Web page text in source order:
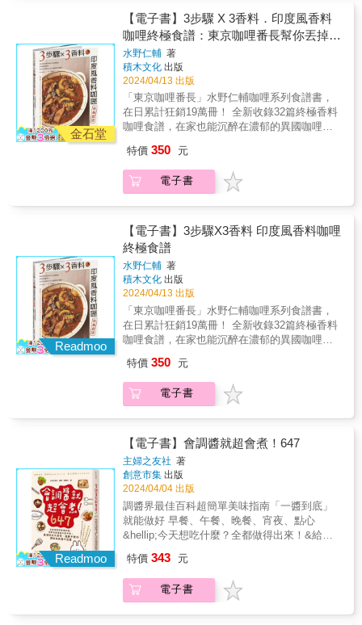
活玩家》網站主人
萬用醬，就能無限延伸 IDEA 應用。推薦這本
相當實用的料理工具書！」──家政煮廚｜金基
師「醬料背後學問多，透過作者的引導，天天
都能在廚房裡變幻出自己喜愛的滋味！」──美
食作家｜黃婉玲
小心加太多鹽，或是辣度太高時如何調整等
「料理不失敗祕訣」，解決烹調中的所有疑難
雜症。◎ 讀者推薦「各種調味和醬汁的配比
寫得非常清楚且一目了然，我覺得這是一本值
得珍藏一輩子的書。我一直以來都有自己的調
味方式，但翻閱之後，卻還是學到了很多！」
──黑子「在圖書館看到，一眼就喜歡上了，於
是買了下來。因為我喜歡料理，這本書中內容
可以用在好多地方！」──朱順子◎ 料理專
家，合力推薦（依姓名首字筆畫排序）「調醬
食材改變調味比例是書中靈活焦點，擁有完美
調醬比例在家也能輕鬆變大廚！」──美國
Green Mountain Retreat、Executive Chef｜李
萬用醬，就能無限延伸 IDEA 應用。推薦這本
相當實用的料理工具書！」──家政煮廚｜金基
師「醬料背後學問多，透過作者的引導，天天
都能在廚房裡變幻出自己喜愛的滋味！」──美
食作家｜黃婉玲
※口味豐富：不只學會基礎口味，由每種發酵
食物延伸變化出數種風味，讓你有更多美味運
用。
單汆燙、清炒甚至微波加熱， 也能透過淋拌醬
料，輕鬆變化上百道驚豔菜色！ & 本書收錄5
款萬用淋拌醬的103種應用方式， 從滋味豐富
的蔬菜、肉類、主食料理，到大幅減短備餐時
間的冰箱常備菜！ 讓你不靠廚藝也能做出韓式
南瓜旗魚、蔬菜歐姆蛋、燻鮭魚螺旋麵
&hellip;&hellip; 用醬料展開簡單自煮生活，天
天端出吃不膩的美味！ & 本書特色 & 特色1：
吃」的無敵萬用醬 作者上島亜紀活躍於料理
界，以研發易於烹煮的各式食譜，在網路上備
受大眾歡迎。這次以自身對美食的研究，使用
家中常備的調味料，調配出黃金比例的專用
醬，不僅取得方便且調製簡單，再使用果醬瓶
冷藏保存也不佔空間。這些萬用淋拌醬為菜餚
提升風味，也帶來嶄新的美食體驗。 & 特色
2：簡單好吃！只要將食材用「醬」調味，新手
也能端出餐廳級美味 本書收錄的食譜皆製作簡
易，只要將食材煮熟或是把蔬果洗淨切塊後，
再拌入特製醬料調味，就能完成一道可口料
理。例如在煎番茄淋上醬油韭菜醬、在花椰菜
蝦仁中拌入香蒜鯷魚熱沾醬、在雞柳、蓮藕中
拌入美味鹽蔥醬等。不僅適合忙碌的生活節
奏，也能讓新手在家中輕鬆做出精緻可口的料
理。 & 特色3：種類豐富！調味醬結合蔬菜、
蛋白質、米食飯麵，變化百道好滋味料理 書中
共收錄103道料理，涵蓋了純蔬菜料理、蛋白質
慣和口味偏好的需求。從清爽的涼拌菜，到豐
富的肉料理，再到營養均衡的主食餐，在每道
料理為餐桌增添色彩的同時，也能保持飲食的
健康均衡。 & 特色4：標示貼心！在享受美味
佳餚的同時，也要注重飲食的營養攝取 本書中
以「一人份」為設定，每一道菜皆有標示熱
量、膳食纖維，讓你清楚掌握食物的營養價
值。此外，在Part2、Part3也以一日所需蔬菜量
來估計料理所使用的蔬食，可以更輕鬆地控制
起吃得美味又健康！ & 專家真摯推薦 & 簡單易
記的5種萬用淋拌醬，從涼拌菜到肉料理及主食
都通用，讓餐桌菜色口味多變化！──「珈常
忙，沒有時間認真做飯？」 & 長期活躍於料理
界、出版20多本食譜的上島亜紀老師， 不僅是
著名烹飪老師，也是時常擔任餐飲顧問、開發
食譜的家庭料理研究家。 為了符合現代人「生
活忙碌、又想好好吃飯」的需求， 她以快速、
方便、好吃為原則，首度公開自家常備「萬用
淋拌醬」！ & ►「芝麻味噌醬」──濃郁卻爽
口，和各種蔬菜、肉類都是絕配！ ►「醬油韭
菜醬」──冷熱皆宜的口味，輕鬆拌就是超級下
飯菜。 ►「美味鹽蔥醬」──在雞湯基底加入蔥
醬」──拌海鮮、夾三明治、煮通心粉都好吃。
►「蜂蜜洋蔥醬」──以平衡的甜與辛辣感，提
升食材本身滋味。 & 只要以家中現有調味料，
單汆燙、清炒甚至微波加熱， 也能透過淋拌醬
料，輕鬆變化上百道驚豔菜色！ & 本書收錄5
款萬用淋拌醬的103種應用方式， 從滋味豐富
的蔬菜、肉類、主食料理，到大幅減短備餐時
間的冰箱常備菜！ 讓你不靠廚藝也能做出韓式
南瓜旗魚、蔬菜歐姆蛋、燻鮭魚螺旋麵
&hellip;&hellip; 用醬料展開簡單自煮生活，天
天端出吃不膩的美味！ & 本書特色 & 特色1：
吃」的無敵萬用醬 作者上島亜紀活躍於料理
界，以研發易於烹煮的各式食譜，在網路上備
受大眾歡迎。這次以自身對美食的研究，使用
家中常備的調味料，調配出黃金比例的專用
醬，不僅取得方便且調製簡單，再使用果醬瓶
冷藏保存也不佔空間。這些萬用淋拌醬為菜餚
提升風味，也帶來嶄新的美食體驗。 & 特色
2：簡單好吃！只要將食材用「醬」調味，新手
也能端出餐廳級美味 本書收錄的食譜皆製作簡
易，只要將食材煮熟或是把蔬果洗淨切塊後，
再拌入特製醬料調味，就能完成一道可口料
理。例如在煎番茄淋上醬油韭菜醬、在花椰菜
蝦仁中拌入香蒜鯷魚熱沾醬、在雞柳、蓮藕中
拌入美味鹽蔥醬等。不僅適合忙碌的生活節
理。 & 特色3：種類豐富！調味醬結合蔬菜、
蛋白質、米食飯麵，變化百道好滋味料理 書中
共收錄103道料理，涵蓋了純蔬菜料理、蛋白質
金石堂
【電子書】3步驟 X 3香料．印度風香料
咖哩終極食譜：東京咖哩番長幫你丟掉咖
哩塊，掌握關鍵技巧，在家就能做出正宗
多變的印度風味！
水野仁輔 著
積木文化 出版
2024/04/13 出版
「東京咖哩番長」水野仁輔咖哩系列食譜書，
在日累計狂銷19萬冊！ 全新收錄32篇終極香料
咖哩食譜，在家也能沉醉在濃郁的異國咖哩香
「香料咖哩」！ ★什麼是香料咖哩？ 就是不使
用咖哩塊和咖哩粉的咖哩，利用香料襯托出食
材的味道。 只需要一個平底鍋就能製作，程序
本咖哩達人「東京咖哩番長」水野仁輔 集畢生
咖哩研究之大成，得出的美味方程式： 3道步
驟「切菜、煎炒、燉煮」 X &3種香料「薑黃
粉、卡宴辣椒粉、孜然粉」 就能做出風味正
宗，口味多變的印度風香料咖哩！ ●掌握製作
咖哩的基礎3步驟「切菜、煎炒、燉煮」，不同
食材搭配不同技巧，小小關鍵讓美味大大升級
●從基礎3香料「薑黃粉、卡宴辣椒粉、孜然
粉」開始進入香料大千世界，認識何謂初始、
基本、結尾香料 ●飯後想要來杯印度奶茶嗎？
氣 ●收錄關於自製咖哩的20題QA，解決所有疑
難雜症，第一次嘗試不用怕失敗 「原來真正偉
大的主廚不只魔法超群，也不吝於分享其中的
在於香料的運用』。所以，假如有一位能做出
至高美味咖哩的主廚在你眼前展現手藝，千萬
不能錯過他的香料魔法，絕對不能。」 ──水野
仁輔 &
特價 350 元
電子書
Readmoo
【電子書】3步驟X3香料 印度風香料咖哩
終極食譜
水野仁輔 著
積木文化 出版
2024/04/13 出版
「東京咖哩番長」水野仁輔咖哩系列食譜書，
在日累計狂銷19萬冊！ 全新收錄32篇終極香料
咖哩食譜，在家也能沉醉在濃郁的異國咖哩香
「香料咖哩」！ ★什麼是香料咖哩？ 就是不使
用咖哩塊和咖哩粉的咖哩，利用香料襯托出食
材的味道。 只需要一個平底鍋就能製作，程序
本咖哩達人「東京咖哩番長」水野仁輔 集畢生
咖哩研究之大成，得出的美味方程式： 3道步
驟「切菜、煎炒、燉煮」 X &3種香料「薑黃
粉、卡宴辣椒粉、孜然粉」 就能做出風味正
宗，口味多變的印度風香料咖哩！ ●掌握製作
咖哩的基礎3步驟「切菜、煎炒、燉煮」，不同
食材搭配不同技巧，小小關鍵讓美味大大升級
●從基礎3香料「薑黃粉、卡宴辣椒粉、孜然
粉」開始進入香料大千世界，認識何謂初始、
活用香料的18道副菜食譜，豐富餐桌色彩與香
氣 ●收錄關於自製咖哩的20題QA，解決所有疑
難雜症，第一次嘗試不用怕失敗 「原來真正偉
特價 350 元
電子書
Readmoo
【電子書】會調醬就超會煮！647
主婦之友社 著
創意市集 出版
2024/04/04 出版
調醬界最佳百科超簡單美味指南「一醬到底」
就能做好 早餐、午餐、晚餐、宵夜、點心
&hellip;今天想吃什麼？全都做得出來！&給料
媽，餐桌上吃不膩的最強祕技，就是醬料和調
味的黃金比例！&烹飪界超實用教科書，一次抓
住挑嘴人的胃&料理包BYE BYE，歷久不衰的
特價 343 元
電子書